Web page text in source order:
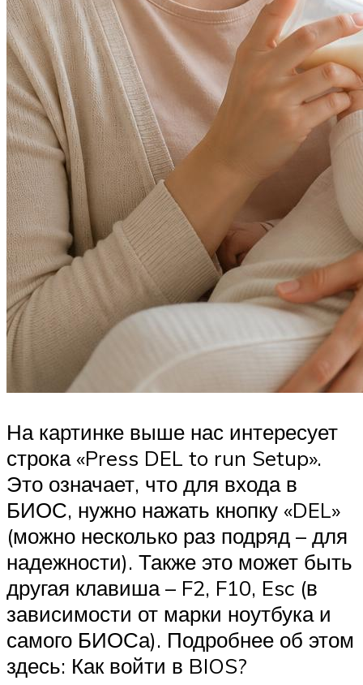
На картинке выше нас интересует
строка «Press DEL to run Setup».
Это означает, что для входа в
БИОС, нужно нажать кнопку «DEL»
(можно несколько раз подряд – для
надежности). Также это может быть
другая клавиша – F2, F10, Esc (в
зависимости от марки ноутбука и
самого БИОСа). Подробнее об этом
здесь: Как войти в BIOS?